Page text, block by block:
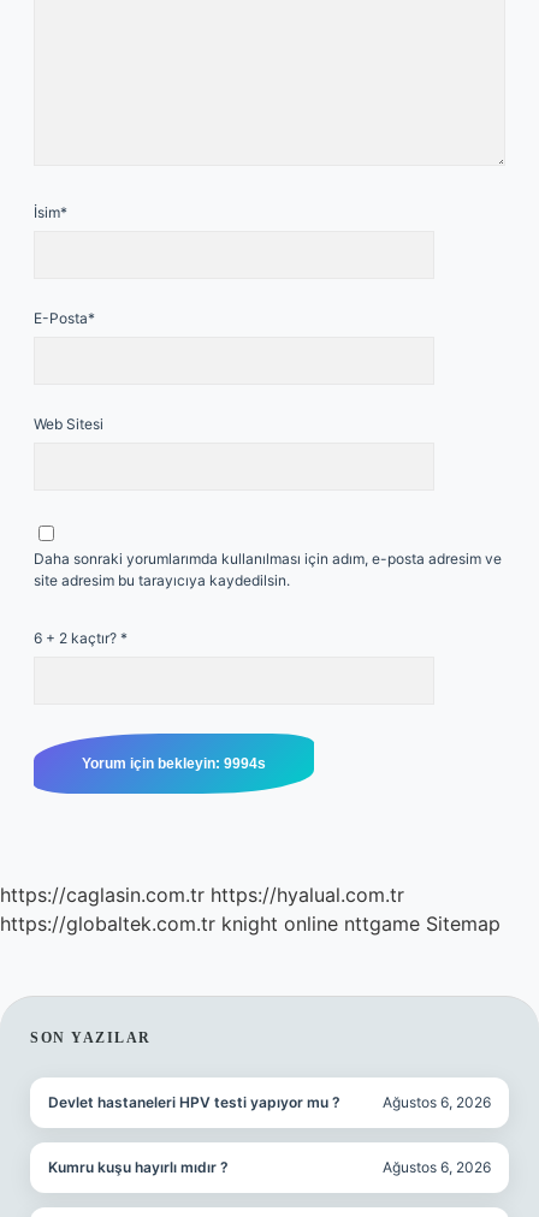
İsim*
E-Posta*
Web Sitesi
Daha sonraki yorumlarımda kullanılması için adım, e-posta adresim ve
site adresim bu tarayıcıya kaydedilsin.
6 + 2 kaçtır? *
https://caglasin.com.tr https://hyalual.com.tr
https://globaltek.com.tr knight online nttgame Sitemap
SIDEBAR
SON YAZILAR
Devlet hastaneleri HPV testi yapıyor mu ? Ağustos 6, 2026
Kumru kuşu hayırlı mıdır ? Ağustos 6, 2026